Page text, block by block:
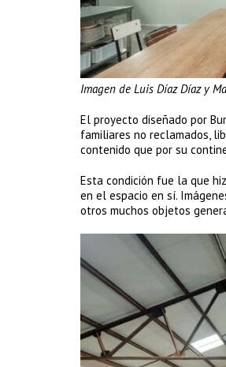
Imagen de Luis Díaz Díaz y
El proyecto diseñado por
familiares no reclamados,
contenido que por su
Esta condición fue la que
en el espacio en sí.
otros muchos objetos